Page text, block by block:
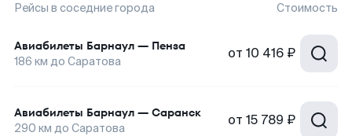
Рейсы в соседние города Стоимость
Авиабилеты Барнаул — Пенза
186 км до Саратова от 10 416 ₽
Авиабилеты Барнаул — Саранск
290 км до Саратова от 15 789 ₽